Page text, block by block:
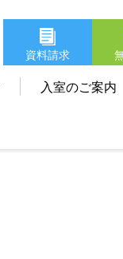
資料請求
入室のご案内